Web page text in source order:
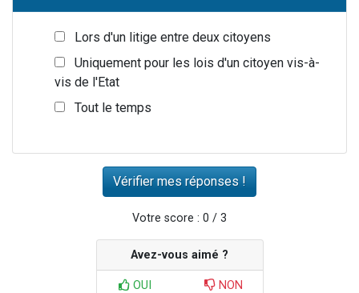
Lors d'un litige entre deux citoyens
Uniquement pour les lois d'un citoyen vis-à-
vis de l'Etat
Tout le temps
Votre score : 0 / 3
Avez-vous aimé ?
OUI NON